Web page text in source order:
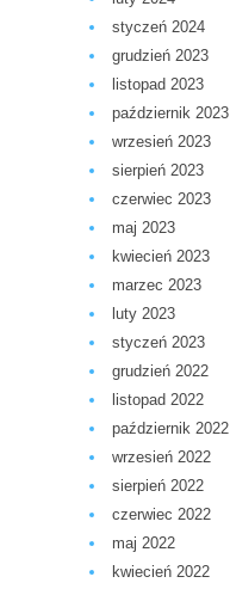
styczeń 2024
grudzień 2023
listopad 2023
październik 2023
wrzesień 2023
sierpień 2023
czerwiec 2023
maj 2023
kwiecień 2023
marzec 2023
luty 2023
styczeń 2023
grudzień 2022
listopad 2022
październik 2022
wrzesień 2022
sierpień 2022
czerwiec 2022
maj 2022
kwiecień 2022